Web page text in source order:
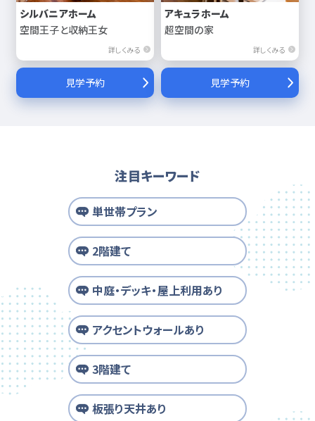
シルバニアホーム
空間王子と収納王女
詳しくみる
見学予約
アキュラホーム
超空間の家
詳しくみる
見学予約
注目キーワード
単世帯プラン
2階建て
中庭・デッキ・屋上利用あり
アクセントウォールあり
3階建て
板張り天井あり